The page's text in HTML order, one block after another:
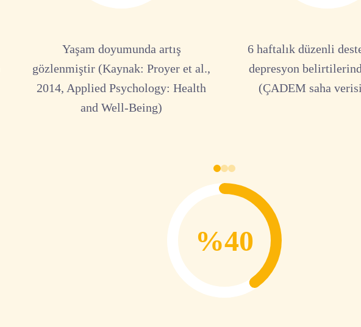
Yaşam doyumunda artış
gözlenmiştir (Kaynak: Proyer et al.,
2014, Applied Psychology: Health
and Well-Being)
6 haftalık düzenli
depresyon
(ÇADEM saha
%40